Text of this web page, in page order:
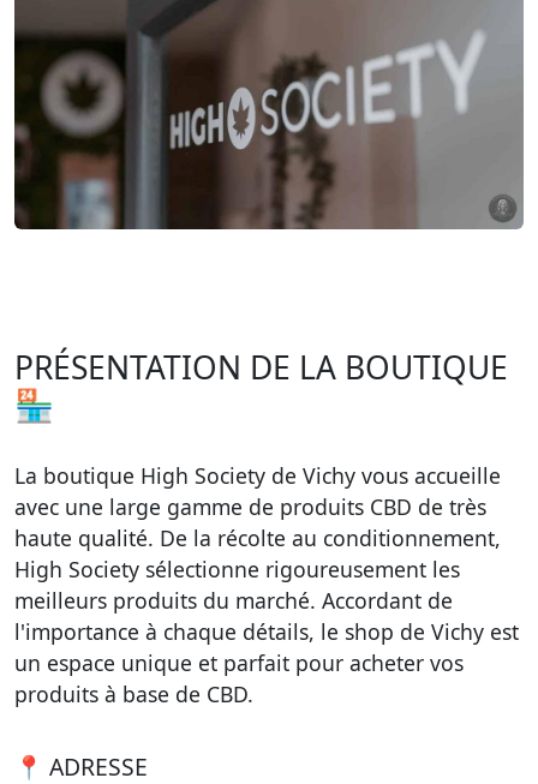
PRÉSENTATION DE LA BOUTIQUE
🏪
La boutique High Society de Vichy vous accueille
avec une large gamme de produits CBD de très
haute qualité. De la récolte au conditionnement,
High Society sélectionne rigoureusement les
meilleurs produits du marché. Accordant de
l'importance à chaque détails, le shop de Vichy est
un espace unique et parfait pour acheter vos
produits à base de CBD.
📍 ADRESSE